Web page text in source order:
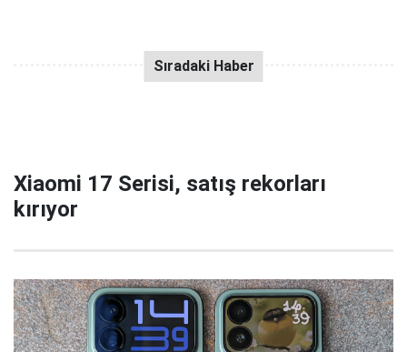
Xiaomi 17 Serisi, satış rekorları
kırıyor